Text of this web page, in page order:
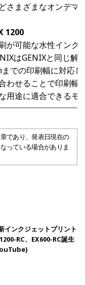
さまざまなオンデマ
1200
が可能な水性インク
はGENIXと同じ解
での印刷幅に対応
わせることで印刷幅
用途に適合できるモ
であり、発表日現在の
っている場合がありま
インクジェットプリント
RC、EX600-RC誕生